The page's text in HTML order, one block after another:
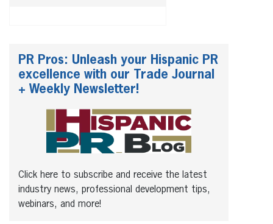
PR Pros: Unleash your Hispanic PR
excellence with our Trade Journal
+ Weekly Newsletter!
Click here to subscribe and receive the latest
industry news, professional development tips,
webinars, and more!